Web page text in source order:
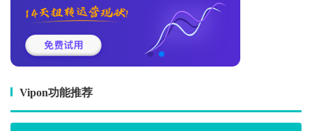
Vipon功能推荐